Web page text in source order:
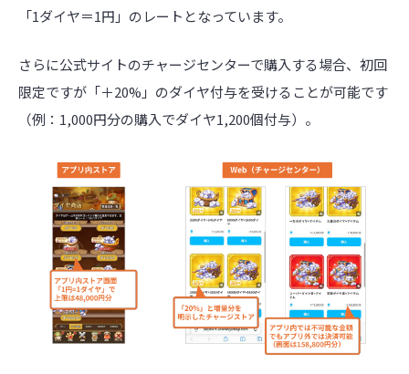
「1ダイヤ＝1円」のレートとなっています。
さらに公式サイトのチャージセンターで購入する場合、初回
限定ですが「＋20%」のダイヤ付与を受けることが可能です
（例：1,000円分の購入でダイヤ1,200個付与）。